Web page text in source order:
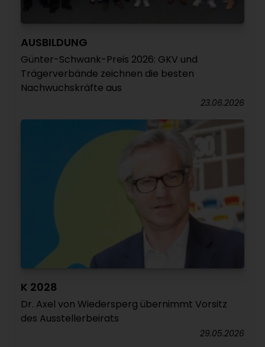
AUSBILDUNG
Günter-Schwank-Preis 2026: GKV und
Trägerverbände zeichnen die besten
Nachwuchskräfte aus
23.06.2026
K 2028
Dr. Axel von Wiedersperg übernimmt Vorsitz
des Ausstellerbeirats
29.05.2026